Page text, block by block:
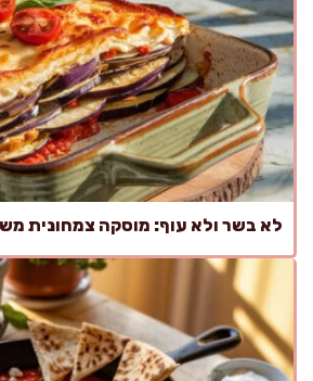
לא בשר ולא עוף: מוסקה צמחונית